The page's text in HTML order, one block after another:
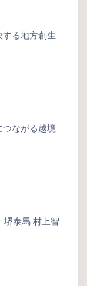
る地方創生
つながる越境
泰馬 村上智